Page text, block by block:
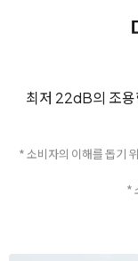
최저 22dB의 조용
* 소비자의 이해를 돕기
*